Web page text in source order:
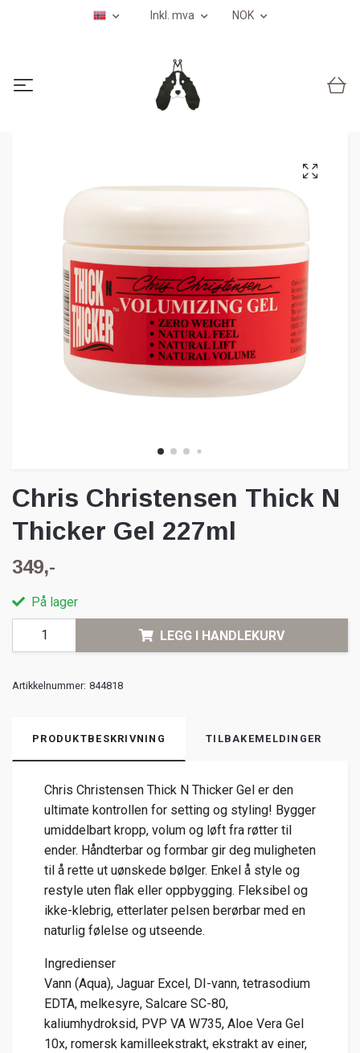
Inkl. mva NOK
Chris Christensen Thick N
Thicker Gel 227ml
349,-
På lager
LEGG I HANDLEKURV
Artikkelnummer: 844818
PRODUKTBESKRIVNING TILBAKEMELDINGER
Chris Christensen Thick N Thicker Gel er den
ultimate kontrollen for setting og styling! Bygger
umiddelbart kropp, volum og løft fra røtter til
ender. Håndterbar og formbar gir deg muligheten
til å rette ut uønskede bølger. Enkel å style og
restyle uten flak eller oppbygging. Fleksibel og
ikke-klebrig, etterlater pelsen berørbar med en
naturlig følelse og utseende.
Ingredienser
Vann (Aqua), Jaguar Excel, DI-vann, tetrasodium
EDTA, melkesyre, Salcare SC-80,
kaliumhydroksid, PVP VA W735, Aloe Vera Gel
10x, romersk kamilleekstrakt, ekstrakt av einer,